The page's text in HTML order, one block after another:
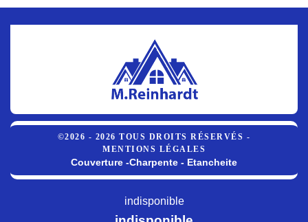
©2026 - 2026 TOUS DROITS RÉSERVÉS -
MENTIONS LÉGALES
Couverture -Charpente - Etancheite
indisponible